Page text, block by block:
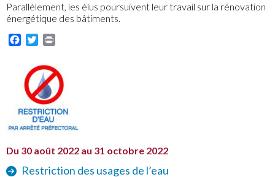
Parallèlement, les élus poursuivent leur travail sur la rénovation
énergétique des bâtiments.
Facebook
Twitter
Du 30 août 2022 au 31 octobre 2022
Restriction des usages de l’eau